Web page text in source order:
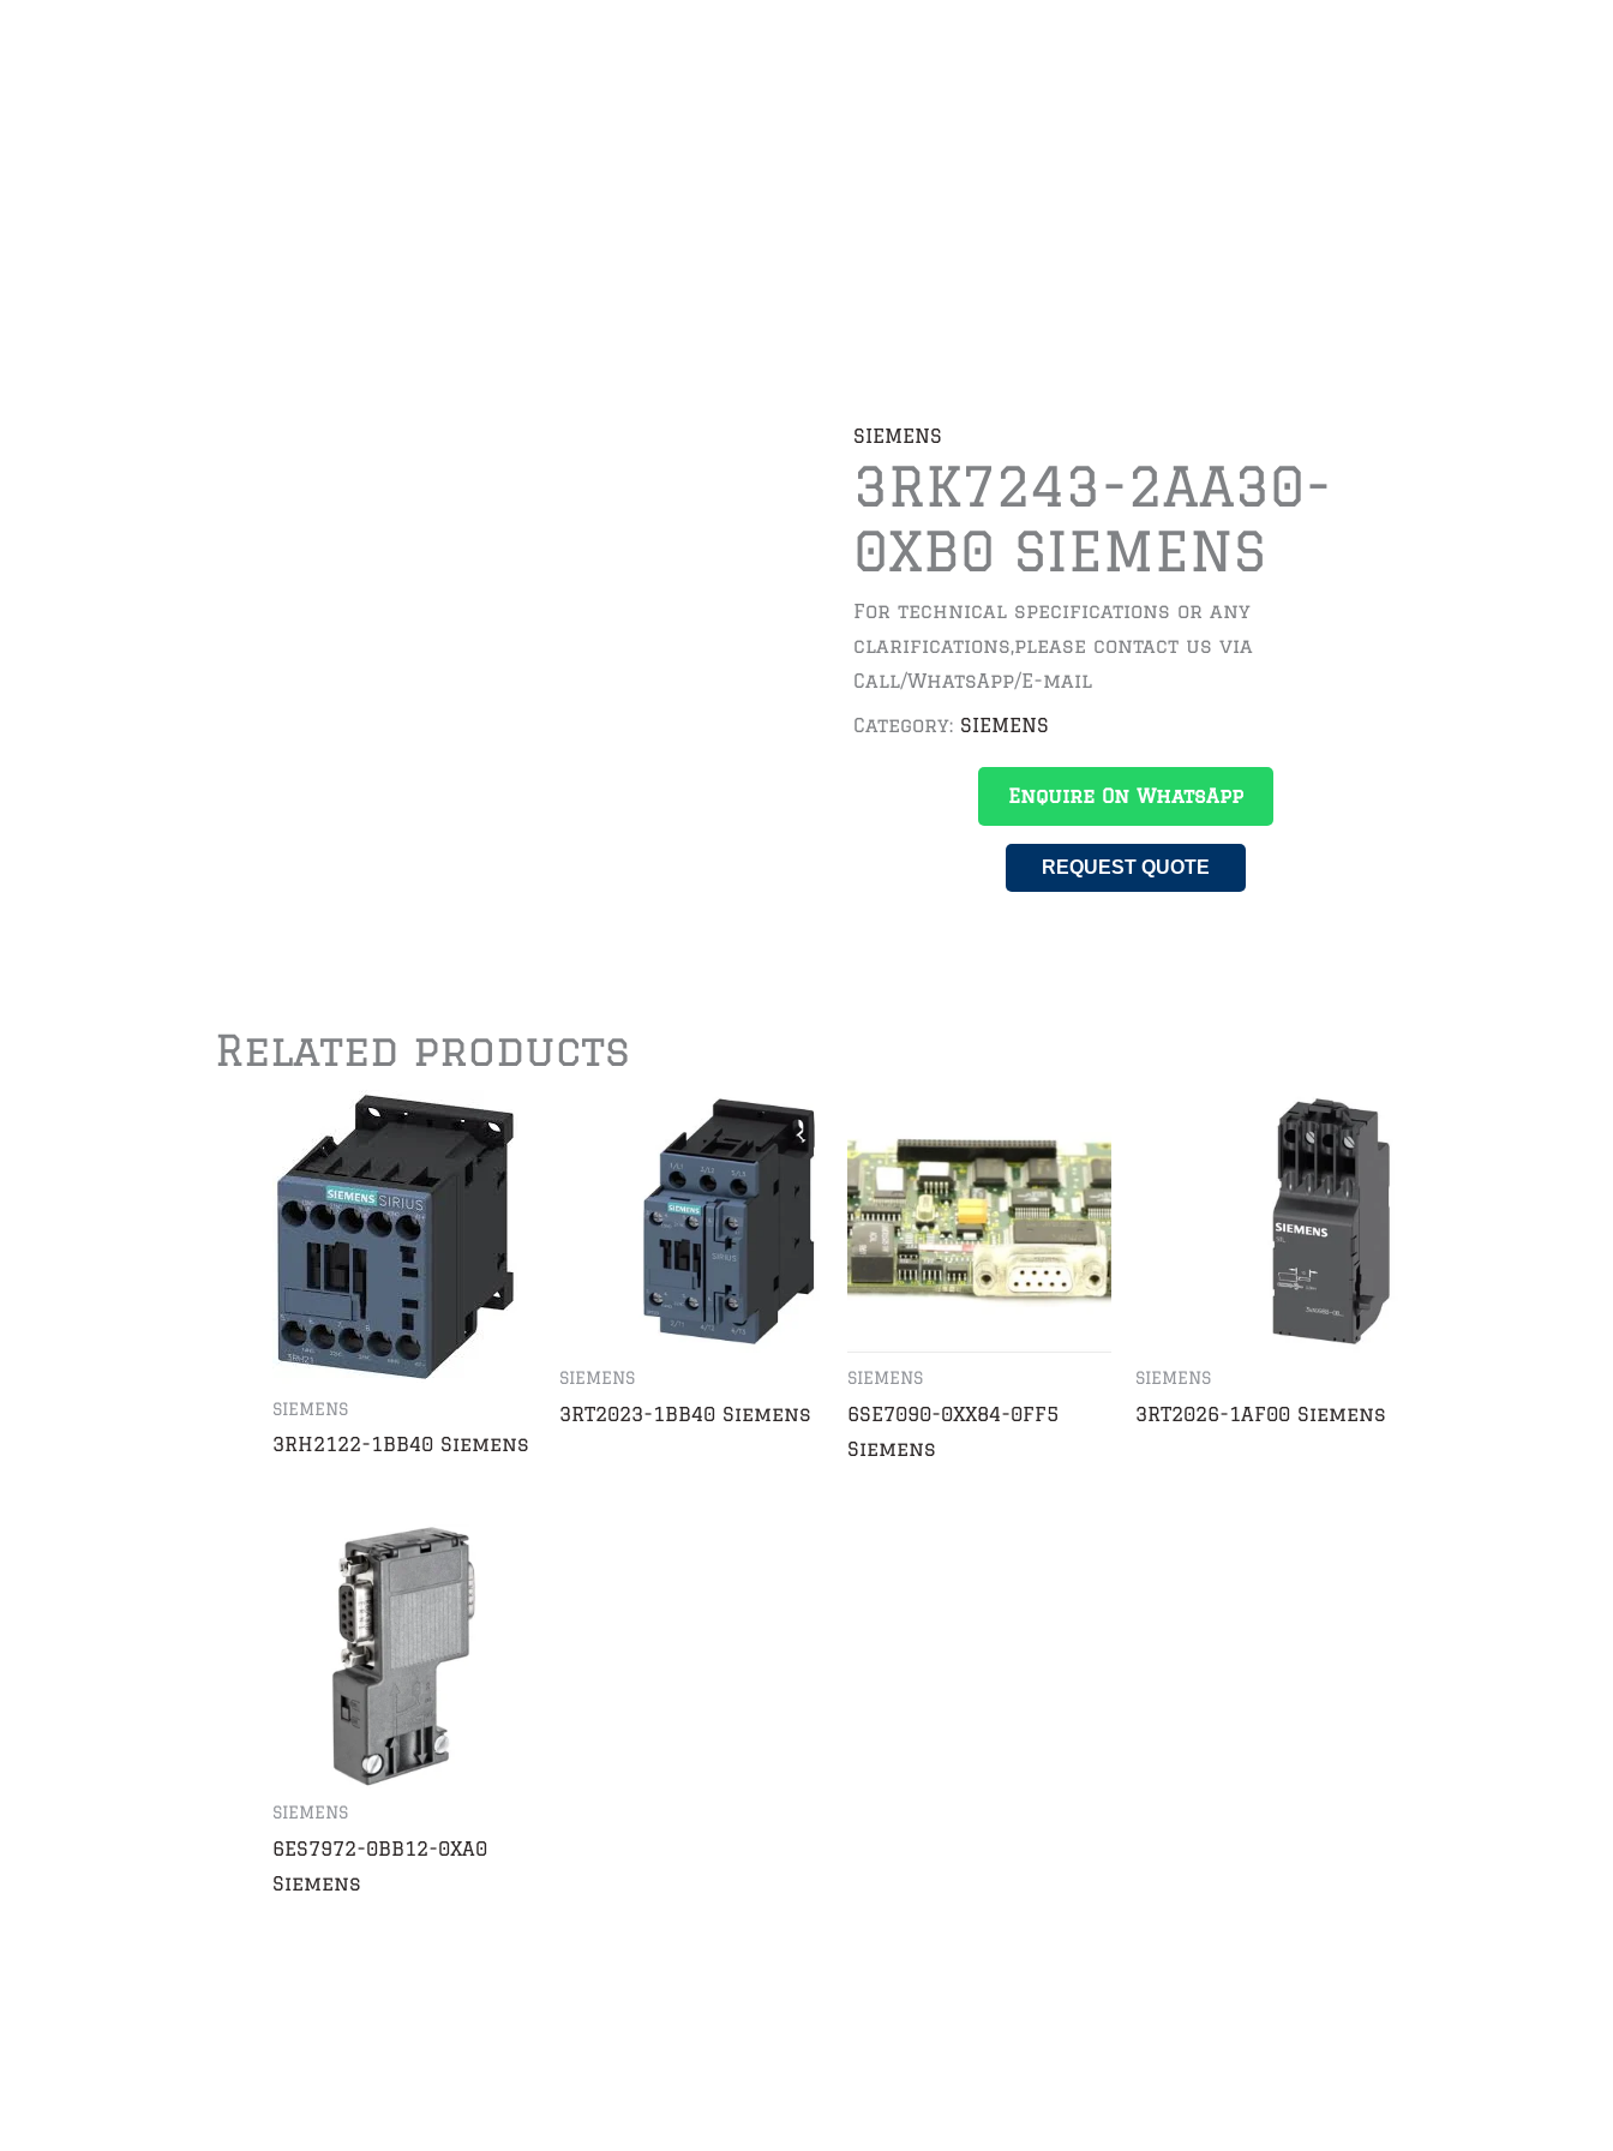
SIEMENS
3RK7243-2AA30-
0XB0 SIEMENS
For technical specifications or any
clarifications,please contact us via
Call/WhatsApp/E-mail
Category: SIEMENS
Enquire On WhatsApp
REQUEST QUOTE
Related products
SIEMENS
3RH2122-1BB40 Siemens
SIEMENS
3RT2023-1BB40 Siemens
SIEMENS
6SE7090-0XX84-0FF5
Siemens
SIEMENS
3RT2026-1AF00 Siemens
SIEMENS
6ES7972-0BB12-0XA0
Siemens